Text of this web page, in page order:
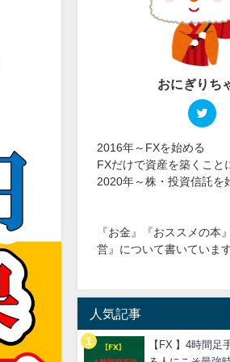
おにぎりち
2016年～FXを始める
FXだけで資産を築くこと
2020年～株・投資信託を
『お金』『おススメの本
営』について書いています
人気記事
【FX 】4時間足